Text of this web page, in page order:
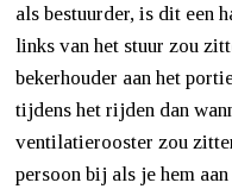
als bestuurder, is dit een
links van het stuur zou
bekerhouder aan het
tijdens het rijden dan
ventilatierooster zou
persoon bij als je hem